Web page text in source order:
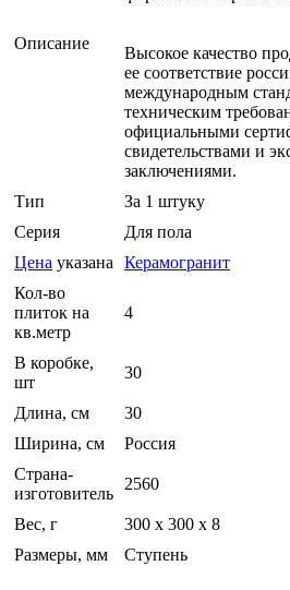
Описание
Высокое качество
ее соответствие
международным
техническим
официальными
свидетельствами и
заключениями.
Тип
За 1 штуку
Серия
Для пола
Цена указана Керамогранит
Кол-во
плиток на
кв.метр
4
В коробке,
шт
30
Длина, см
30
Ширина, см
Россия
Страна-
изготовитель
2560
Вес, г
300 х 300 х 8
Размеры, мм
Ступень